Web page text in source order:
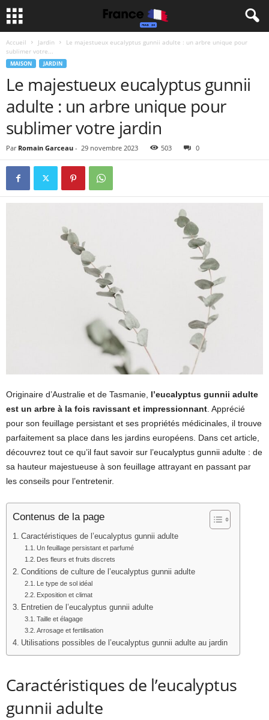
Accueil Jardin
Le majestueux eucalyptus gunnii adulte : un arbre unique pour
sublimer votre...
MAISON JARDIN
Le majestueux eucalyptus gunnii
adulte : un arbre unique pour
sublimer votre jardin
Par Romain Garceau - 29 novembre 2023 503 0
Originaire d’Australie et de Tasmanie, l’eucalyptus gunnii adulte
est un arbre à la fois ravissant et impressionnant. Apprécié
pour son feuillage persistant et ses propriétés médicinales, il trouve
parfaitement sa place dans les jardins européens. Dans cet article,
découvrez tout ce qu’il faut savoir sur l’eucalyptus gunnii adulte : de
sa hauteur majestueuse à son feuillage attrayant en passant par
les conseils pour l’entretenir.
Contenus de la page
Caractéristiques de l’eucalyptus gunnii adulte
Un feuillage persistant et parfumé
Des fleurs et fruits discrets
Conditions de culture de l’eucalyptus gunnii adulte
Le type de sol idéal
Exposition et climat
Entretien de l’eucalyptus gunnii adulte
Taille et élagage
Arrosage et fertilisation
Utilisations possibles de l’eucalyptus gunnii adulte au jardin
Caractéristiques de l’eucalyptus
gunnii adulte